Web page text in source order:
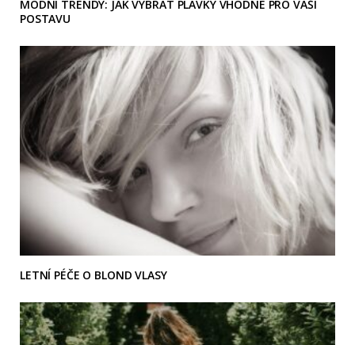
MÓDNÍ TRENDY: JAK VYBRAT PLAVKY VHODNÉ PRO VAŠI
POSTAVU
LETNÍ PÉČE O BLOND VLASY